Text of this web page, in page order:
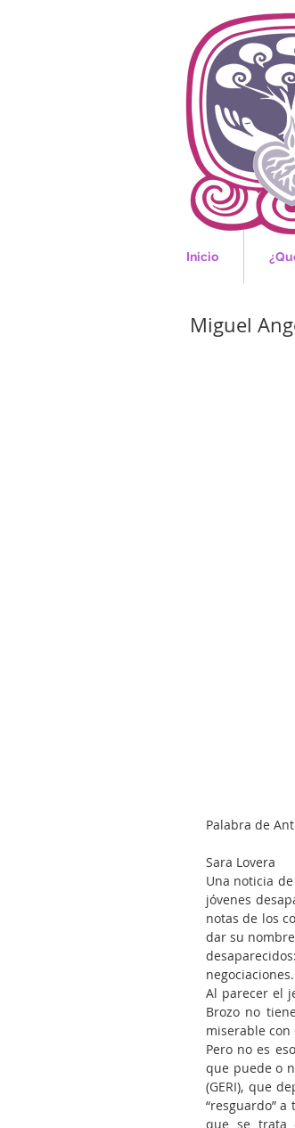
Inicio
Miguel
Palabra de
Sara Lovera
Una noticia
jóvenes
notas de los
dar su
Al parecer el
Brozo no
miserable
Pero no es
que puede o
(GERI), que
“resguardo”
que se trata